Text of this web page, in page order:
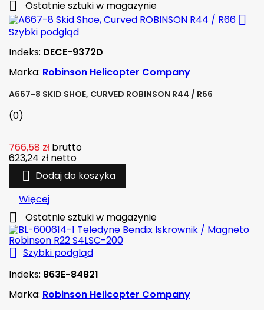
 Ostatnie sztuki w magazynie

Szybki podgląd
Indeks: DECE-9372D
Marka: Robinson Helicopter Company
A667-8 SKID SHOE, CURVED ROBINSON R44 / R66
(0)
766,58 zł brutto
623,24 zł netto
 Dodaj do koszyka
Więcej
 Ostatnie sztuki w magazynie
 Szybki podgląd
Indeks: 863E-84821
Marka: Robinson Helicopter Company